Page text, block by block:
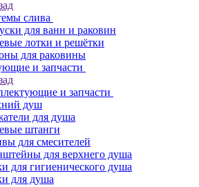
слива
для ванн и раковин
лотки и решётки
для раковины
и запчасти
и запчасти
душ
для душа
штанги
для смесителей
для верхнего душа
для гигиенического душа
для душа